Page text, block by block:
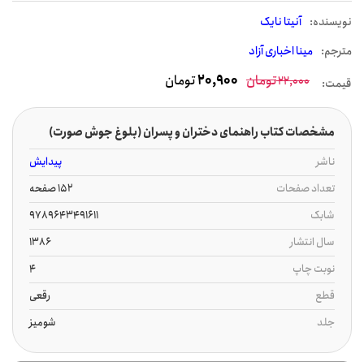
نويسنده: آنیتا نایک
مترجم: مینا اخباری آزاد
قیمت: 22,000تومان 20,900تومان
مشخصات کتاب راهنمای دختران و پسران (بلوغ جوش صورت)
ناشر
پیدایش
تعداد صفحات
152 صفحه
شابک
9789643491611
سال انتشار
1386
نوبت چاپ
4
قطع
رقعی
جلد
شومیز